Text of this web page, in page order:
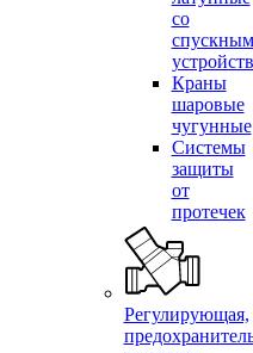
со
спускным
Краны
шаровые
чугунные
Системы
защиты
от
протечек
Регулирующая,